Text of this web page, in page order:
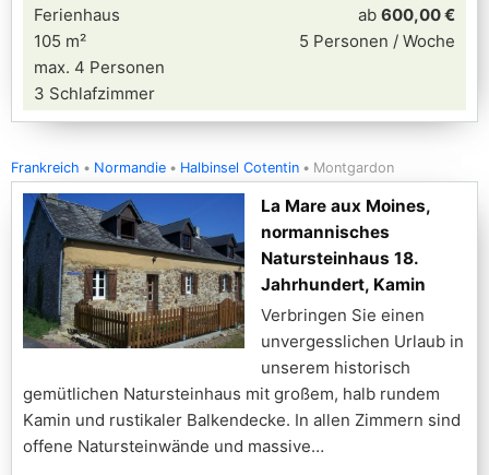
Ferienhaus
105 m²
max. 4 Personen
3 Schlafzimmer
ab 600,00 €
5 Personen / Woche
Frankreich Normandie Halbinsel Cotentin Montgardon
La Mare aux Moines,
normannisches
Natursteinhaus 18.
Jahrhundert, Kamin
Verbringen Sie einen
unvergesslichen Urlaub in
unserem historisch
gemütlichen Natursteinhaus mit großem, halb rundem
Kamin und rustikaler Balkendecke. In allen Zimmern sind
offene Natursteinwände und massive